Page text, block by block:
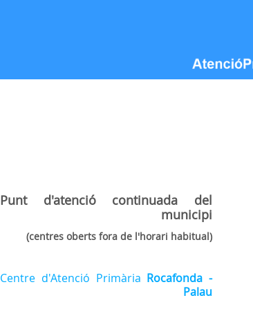
Punt d'atenció continuada del
municipi
(centres oberts fora de l'horari habitual)
Centre d'Atenció Primària Rocafonda -
Palau